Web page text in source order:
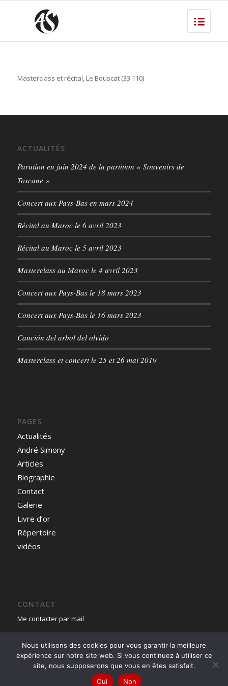
Masterclass et récital, Le Bouscat (33 110)
ACTUALITÉS
Parution en juin 2024 de la partition « Souvenirs de
Toscane »
Concert aux Pays-Bas en mars 2024
Récital au Maroc le 6 avril 2023
Récital au Maroc le 5 avril 2023
Masterclass au Maroc le 4 avril 2023
Concert aux Pays-Bas le 18 mars 2023
Concert aux Pays-Bas le 16 mars 2023
Canción del arbol del olvido
Masterclass et concert le 25 et 26 mai 2019
PAGES
Actualités
André Simony
Articles
Biographie
Contact
Galerie
Livre d’or
Répertoire
vidéos
CONTACT
Me contacter par mail
© Copyright - André Simony
Nous utilisons des cookies pour vous garantir la meilleure
expérience sur notre site web. Si vous continuez à utiliser ce
site, nous supposerons que vous en êtes satisfait.
Oui
Non